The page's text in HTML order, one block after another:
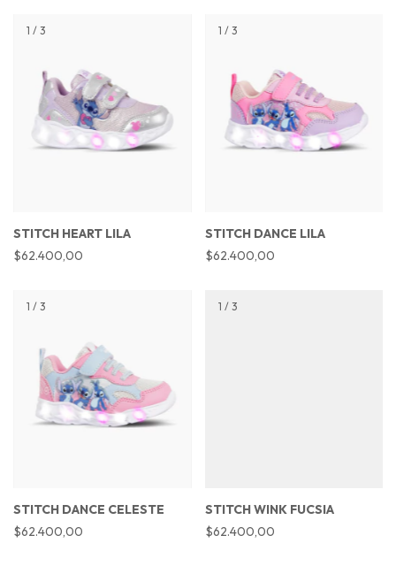
1 / 3
STITCH HEART LILA
$62.400,00
1 / 3
STITCH DANCE LILA
$62.400,00
1 / 3
STITCH DANCE CELESTE
$62.400,00
1 / 3
STITCH WINK FUCSIA
$62.400,00